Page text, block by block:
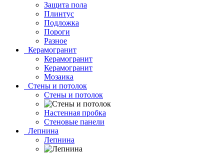
Защита пола
Плинтус
Подложка
Пороги
Разное
Керамогранит
Керамогранит
Керамогранит
Мозаика
Стены и потолок
Стены и потолок
Настенная пробка
Стеновые панели
Лепнина
Лепнина